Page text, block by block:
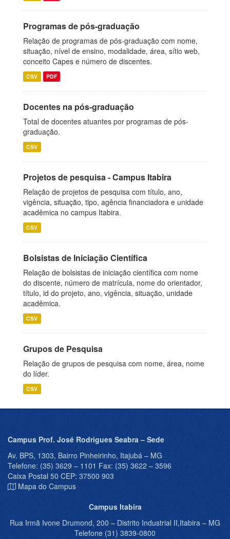
Programas de pós-graduação
Relação de programas de pós-graduação com nome,
situação, nível de ensino, modalidade, área, sítio web,
conceito Capes e número de discentes.
CSV PDF
Docentes na pós-graduação
Total de docentes atuantes por programas de pós-
graduação.
CSV
Projetos de pesquisa - Campus Itabira
Relação de projetos de pesquisa com título, ano,
vigência, situação, tipo, agência financiadora e unidade
acadêmica no campus Itabira.
CSV
Bolsistas de Iniciação Científica
Relação de bolsistas de iniciação científica com nome
do discente, número de matrícula, nome do orientador,
título, id do projeto, ano, vigência, situação, unidade
acadêmica.
CSV
Grupos de Pesquisa
Relação de grupos de pesquisa com nome, área, nome
do líder.
CSV
Campus Prof. José Rodrigues Seabra – Sede
Av. BPS, 1303, Bairro Pinheirinho, Itajubá – MG
Telefone: (35) 3629 – 1101 Fax: (35) 3622 – 3596
Caixa Postal 50 CEP: 37500 903
Mapa do Campus
Campus Itabira
Rua Irmã Ivone Drumond, 200 – Distrito Industrial II,Itabira – MG
Telefone (31) 3839-0800